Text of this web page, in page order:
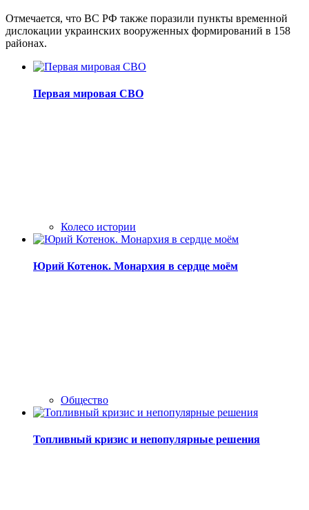
Отмечается, что ВС РФ также поразили пункты временной
дислокации украинских вооруженных формирований в 158
районах.
Первая мировая СВО
Колесо истории
Юрий Котенок. Монархия в сердце моём
Общество
Топливный кризис и непопулярные решения